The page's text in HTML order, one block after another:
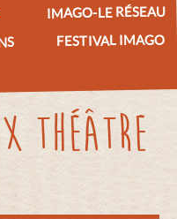
IMAGO-LE RÉSEAU
FESTIVAL IMAGO
THÉÂTRE